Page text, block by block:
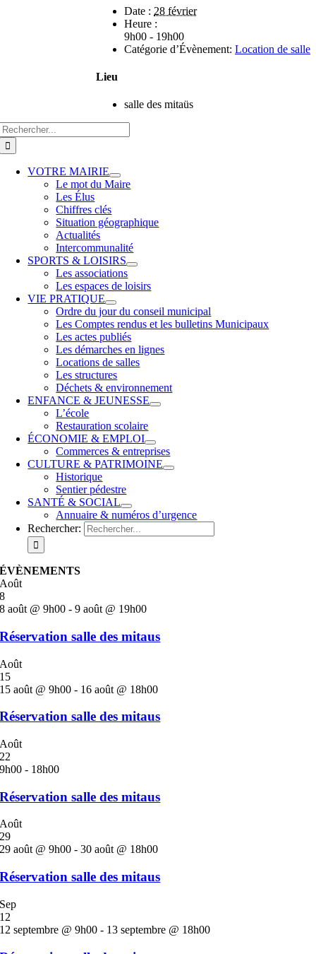
Date : 28 février
Heure :
9h00 - 19h00
Catégorie d’Évènement: Location de salle
Lieu
salle des mitaüs
VOTRE MAIRIE
Le mot du Maire
Les Élus
Chiffres clés
Situation géographique
Actualités
Intercommunalité
SPORTS & LOISIRS
Les associations
Les espaces de loisirs
VIE PRATIQUE
Ordre du jour du conseil municipal
Les Comptes rendus et les bulletins Municipaux
Les actes publiés
Les démarches en lignes
Locations de salles
Les structures
Déchets & environnement
ENFANCE & JEUNESSE
L’école
Restauration scolaire
ÉCONOMIE & EMPLOI
Commerces & entreprises
CULTURE & PATRIMOINE
Historique
Sentier pédestre
SANTÉ & SOCIAL
Annuaire & numéros d’urgence
Rechercher:
ÉVÈNEMENTS
Août
8
8 août @ 9h00 -9 août @ 19h00
Réservation salle des mitaus
Août
15
15 août @ 9h00 - 16 août @ 18h00
Réservation salle des mitaus
Août
22
9h00 - 18h00
Réservation salle des mitaus
Août
29
29 août @ 9h00 -30 août @ 18h00
Réservation salle des mitaus
Sep
12
12 septembre @ 9h00 - 13 septembre @ 18h00